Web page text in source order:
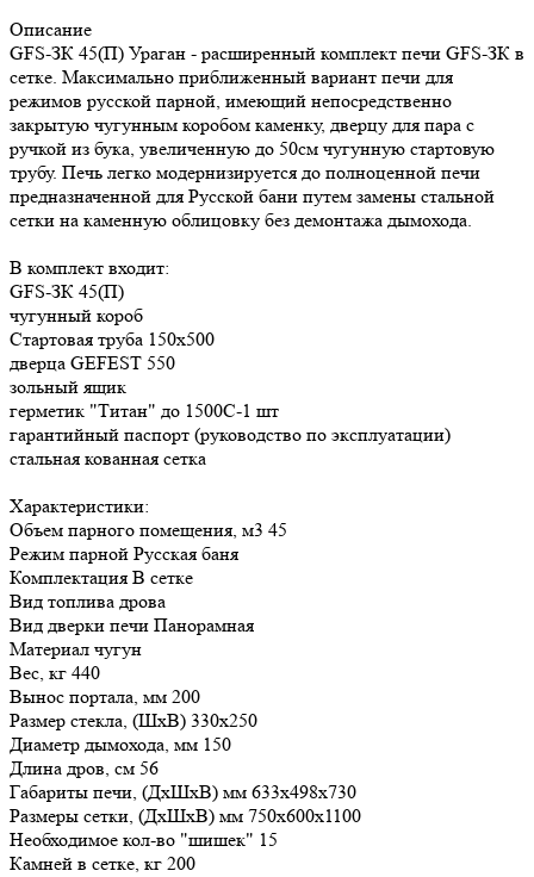
Описание
GFS-ЗК 45(П) Ураган - расширенный комплект печи GFS-ЗК в
сетке. Максимально приближенный вариант печи для
режимов русской парной, имеющий непосредственно
закрытую чугунным коробом каменку, дверцу для пара с
ручкой из бука, увеличенную до 50см чугунную стартовую
трубу. Печь легко модернизируется до полноценной печи
предназначенной для Русской бани путем замены стальной
сетки на каменную облицовку без демонтажа дымохода.
В комплект входит:
GFS-ЗК 45(П)
чугунный короб
Стартовая труба 150х500
дверца GEFEST 550
зольный ящик
герметик "Титан" до 1500С-1 шт
гарантийный паспорт (руководство по эксплуатации)
стальная кованная сетка
Характеристики:
Объем парного помещения, м3 45
Режим парной Русская баня
Комплектация В сетке
Вид топлива дрова
Вид дверки печи Панорамная
Материал чугун
Вес, кг 440
Вынос портала, мм 200
Размер стекла, (ШхВ) 330х250
Диаметр дымохода, мм 150
Длина дров, см 56
Габариты печи, (ДхШхВ) мм 633х498х730
Размеры сетки, (ДхШхВ) мм 750х600х1100
Необходимое кол-во "шишек" 15
Камней в сетке, кг 200